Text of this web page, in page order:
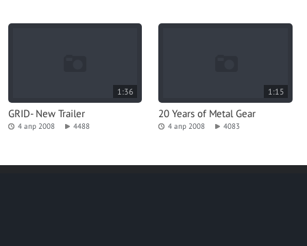
1:36
GRID- New Trailer
4 апр 2008 4488
1:15
20 Years of Metal Gear
4 апр 2008 4083